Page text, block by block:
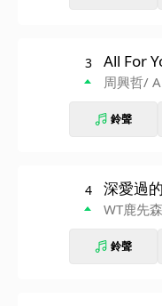
3
All For
尾曲)
周興哲/
鈴聲
4 深愛過
WT鹿先森
鈴聲